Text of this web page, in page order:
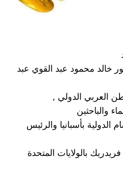
العربي الدولي ,
والباحثين